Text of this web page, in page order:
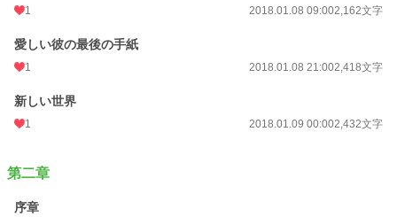
1 2018.01.08 09:002,162文字
愛しい彼の最後の手紙
1 2018.01.08 21:002,418文字
新しい世界
1 2018.01.09 00:002,432文字
第二章
序章